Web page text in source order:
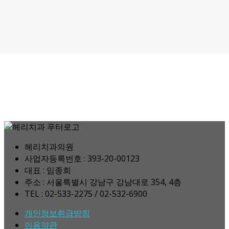
헤리치과의원
사업자등록번호 : 393-20-00123
대표 : 임종희
주소 : 서울특별시 강남구 강남대로 354, 4층
TEL : 02-533-2275 / 02-532-6900
개인정보취급방침
이용약관